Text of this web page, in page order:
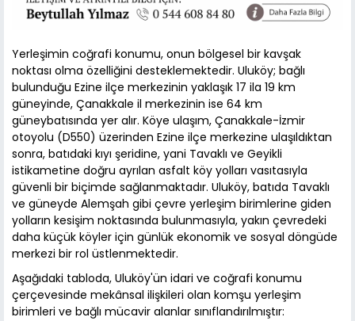
Yerleşimin coğrafi konumu, onun bölgesel bir kavşak
noktası olma özelliğini desteklemektedir. Uluköy; bağlı
bulunduğu Ezine ilçe merkezinin yaklaşık 17 ila 19 km
güneyinde, Çanakkale il merkezinin ise 64 km
güneybatısında yer alır. Köye ulaşım, Çanakkale-İzmir
otoyolu (D550) üzerinden Ezine ilçe merkezine ulaşıldıktan
sonra, batıdaki kıyı şeridine, yani Tavaklı ve Geyikli
istikametine doğru ayrılan asfalt köy yolları vasıtasıyla
güvenli bir biçimde sağlanmaktadır. Uluköy, batıda Tavaklı
ve güneyde Alemşah gibi çevre yerleşim birimlerine giden
yolların kesişim noktasında bulunmasıyla, yakın çevredeki
daha küçük köyler için günlük ekonomik ve sosyal döngüde
merkezi bir rol üstlenmektedir.
Aşağıdaki tabloda, Uluköy'ün idari ve coğrafi konumu
çerçevesinde mekânsal ilişkileri olan komşu yerleşim
birimleri ve bağlı mücavir alanlar sınıflandırılmıştır: